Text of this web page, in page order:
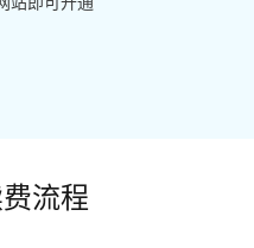
流程